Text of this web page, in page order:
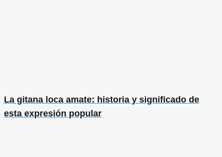
La gitana loca amate: historia y significado de
esta expresión popular